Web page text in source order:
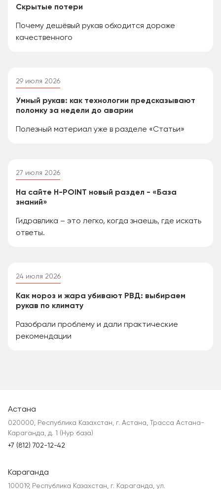
Скрытые потери
Почему дешёвый рукав обходится дороже
качественного
29 июля 2026
Умный рукав: как технологии предсказывают
поломку за недели до аварии
Полезный материал уже в разделе «Статьи»
27 июля 2026
На сайте H-POINT новый раздел - «База
знаний»
Гидравлика – это легко, когда знаешь, где искать
ответы.
24 июля 2026
Как мороз и жара убивают РВД: выбираем
рукав по климату
Разобрали проблему и дали практические
рекомендации
Астана
020000, Республика Казахстан, г. Астана, Трасса Астана-
Караганда, д. 1 (Нур база)
+7 (812) 702-12-42
Караганда
100019, Республика Казахстан, г. Караганда, ул.